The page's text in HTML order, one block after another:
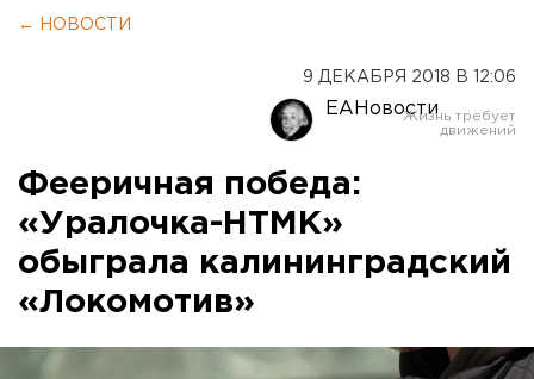
← НОВОСТИ
9 ДЕКАБРЯ 2018 В 12:06
ЕАНовости
Фееричная победа:
«Уралочка-НТМК»
обыграла калининградский
«Локомотив»